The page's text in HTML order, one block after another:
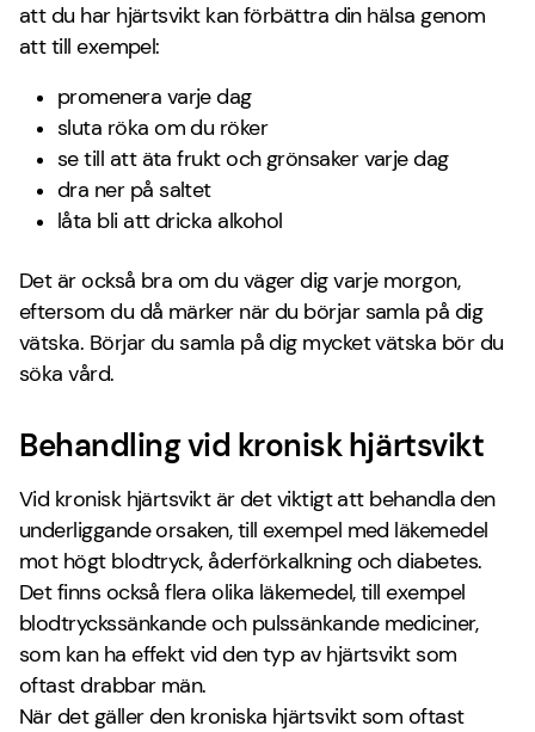
att du har hjärtsvikt kan förbättra din hälsa genom
att till exempel:
promenera varje dag
sluta röka om du röker
se till att äta frukt och grönsaker varje dag
dra ner på saltet
låta bli att dricka alkohol
Det är också bra om du väger dig varje morgon,
eftersom du då märker när du börjar samla på dig
vätska. Börjar du samla på dig mycket vätska bör du
söka vård.
Behandling vid kronisk hjärtsvikt
Vid kronisk hjärtsvikt är det viktigt att behandla den
underliggande orsaken, till exempel med läkemedel
mot högt blodtryck, åderförkalkning och diabetes.
Det finns också flera olika läkemedel, till exempel
blodtryckssänkande och pulssänkande mediciner,
som kan ha effekt vid den typ av hjärtsvikt som
oftast drabbar män.
När det gäller den kroniska hjärtsvikt som oftast